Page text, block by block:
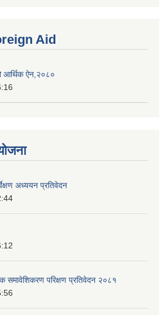
Aid
आर्थिक ऐन,२०८०
अध्ययन प्रतिवेदन
समावेशिकरण परिक्षण प्रतिवेदन २०८१